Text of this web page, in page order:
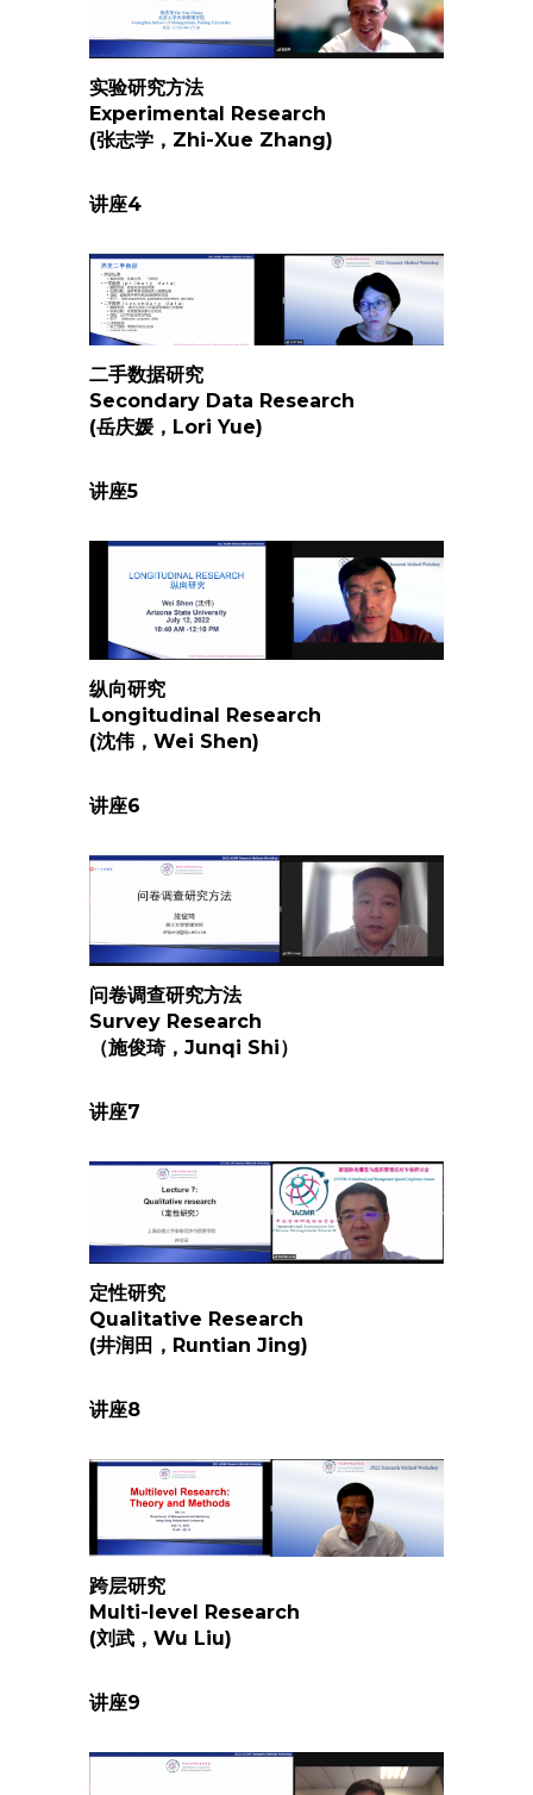
实验研究方法
Experimental Research
(张志学，Zhi-Xue Zhang)
讲座4
二手数据研究
Secondary Data Research
(岳庆媛，Lori Yue)
讲座5
纵向研究
Longitudinal Research
(沈伟，Wei Shen)
讲座6
问卷调查研究方法
Survey Research
（施俊琦，Junqi Shi）
讲座7
定性研究
Qualitative Research
(井润田，Runtian Jing)
讲座8
跨层研究
Multi-level Research
(刘武，Wu Liu)
讲座9